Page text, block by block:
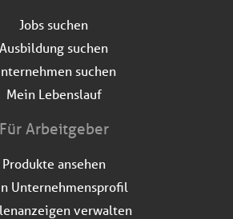
Jobs suchen
Ausbildung suchen
suchen
Mein Lebenslauf
Für Arbeitgeber
Produkte ansehen
Unternehmensprofil
verwalten